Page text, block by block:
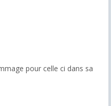
pour celle ci dans sa